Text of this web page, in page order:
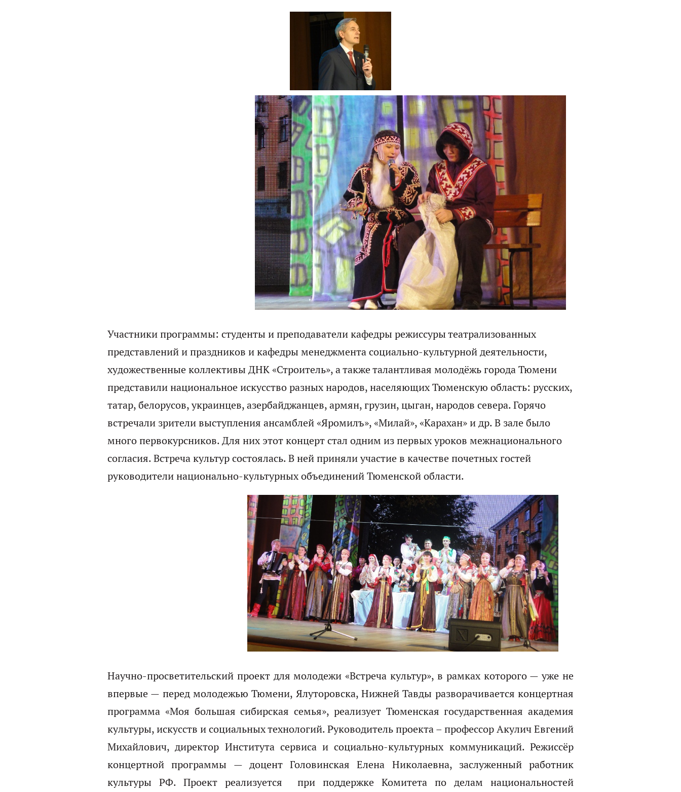
Участники программы: студенты и преподаватели кафедры режиссуры театрализованных
представлений и праздников и кафедры менеджмента социально-культурной деятельности,
художественные коллективы ДНК «Строитель», а также талантливая молодёжь города Тюмени
представили национальное искусство разных народов, населяющих Тюменскую область: русских,
татар, белорусов, украинцев, азербайджанцев, армян, грузин, цыган, народов севера. Горячо
встречали зрители выступления ансамблей «Яромилъ», «Милай», «Карахан» и др. В зале было
много первокурсников. Для них этот концерт стал одним из первых уроков межнационального
согласия. Встреча культур состоялась. В ней приняли участие в качестве почетных гостей
руководители национально-культурных объединений Тюменской области.
Научно-просветительский проект для молодежи «Встреча культур», в рамках которого — уже не
впервые — перед молодежью Тюмени, Ялуторовска, Нижней Тавды разворачивается концертная
программа «Моя большая сибирская семья», реализует Тюменская государственная академия
культуры, искусств и социальных технологий. Руководитель проекта – профессор Акулич Евгений
Михайлович, директор Института сервиса и социально-культурных коммуникаций. Режиссёр
концертной программы — доцент Головинская Елена Николаевна, заслуженный работник
культуры РФ. Проект реализуется при поддержке Комитета по делам национальностей